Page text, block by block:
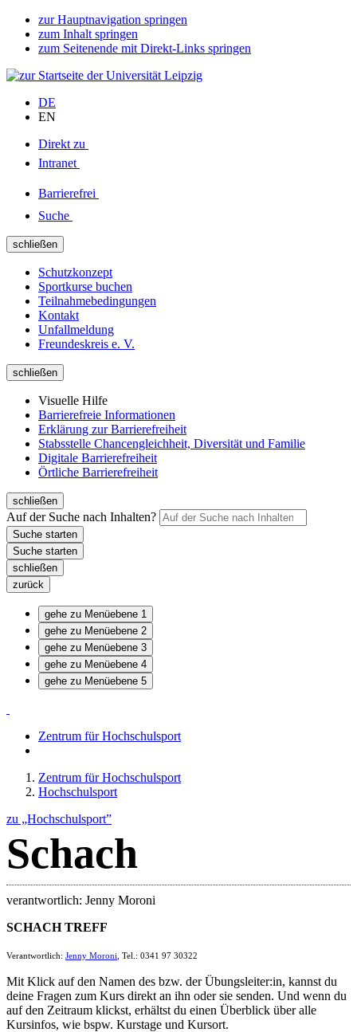
zur Hauptnavigation springen
zum Inhalt springen
zum Seitenende mit Direkt-Links springen
DE
EN
Direkt zu
Intranet
Barrierefrei
Suche
schließen
Schutzkonzept
Sportkurse buchen
Teilnahmebedingungen
Kontakt
Unfallmeldung
Freundeskreis e. V.
schließen
Visuelle Hilfe
Barrierefreie Informationen
Erklärung zur Barrierefreiheit
Stabsstelle Chancengleichheit, Diversität und Familie
Digitale Barrierefreiheit
Örtliche Barrierefreiheit
schließen
Auf der Suche nach Inhalten?
schließen
zurück
gehe zu Menüebene 1
gehe zu Menüebene 2
gehe zu Menüebene 3
gehe zu Menüebene 4
gehe zu Menüebene 5
Zentrum für Hochschulsport
Zentrum für Hochschulsport
Hochschulsport
zu „Hochschulsport”
Schach
verantwortlich: Jenny Moroni
SCHACH TREFF
Verantwortlich: Jenny Moroni , Tel.: 0341 97 30322
Mit Klick auf den Namen des bzw. der Übungsleiter:in, kannst du
deine Fragen zum Kurs direkt an ihn oder sie senden. Und wenn du
auf den Zeitraum klickst, erhältst du einen Überblick über alle
Kursinfos, wie bspw. Kurstage und Kursort.